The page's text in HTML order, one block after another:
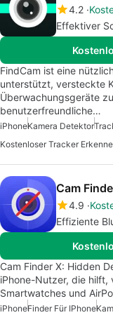
4.2
Effektiver
FindCam ist eine
unterstützt, versteckte
Überwachungsgeräte
benutzerfreundliche…
iPhoneKamera Detektor
Cam
4.9
Effiziente
Cam Finder X: Hidden
iPhone-Nutzer, die hilft,
Smartwatches und
iPhoneFinder Für IPhone